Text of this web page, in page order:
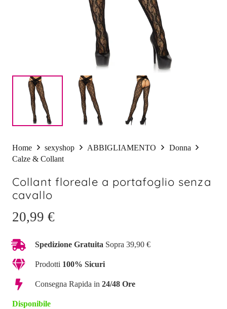
Home sexyshop ABBIGLIAMENTO
Donna
Calze & Collant
Collant floreale a portafoglio senza
cavallo
20,99 €
Spedizione Gratuita Sopra 39,90 €
Prodotti 100% Sicuri
Consegna Rapida in 24/48 Ore
Disponibile